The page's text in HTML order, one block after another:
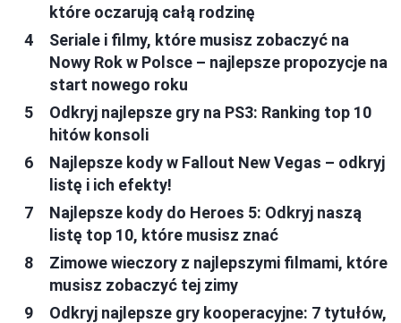
które oczarują całą rodzinę
Seriale i filmy, które musisz zobaczyć na
Nowy Rok w Polsce – najlepsze propozycje na
start nowego roku
Odkryj najlepsze gry na PS3: Ranking top 10
hitów konsoli
Najlepsze kody w Fallout New Vegas – odkryj
listę i ich efekty!
Najlepsze kody do Heroes 5: Odkryj naszą
listę top 10, które musisz znać
Zimowe wieczory z najlepszymi filmami, które
musisz zobaczyć tej zimy
Odkryj najlepsze gry kooperacyjne: 7 tytułów,